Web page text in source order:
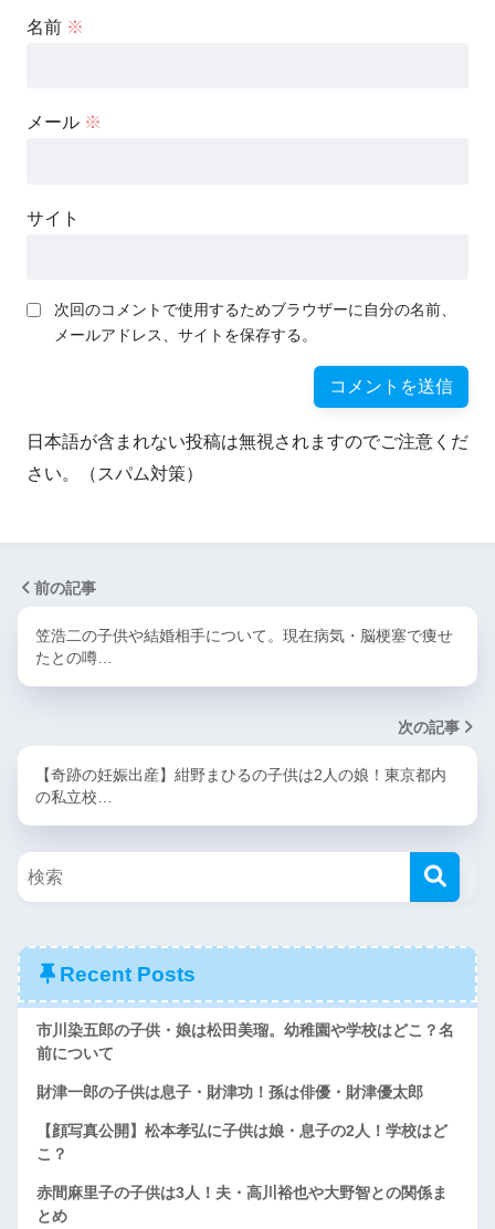
名前 ※
メール ※
サイト
次回のコメントで使用するためブラウザーに自分の名前、
メールアドレス、サイトを保存する。
日本語が含まれない投稿は無視されますのでご注意くだ
さい。（スパム対策）
前の記事
笠浩二の子供や結婚相手について。現在病気・脳梗塞で痩せ
たとの噂…
次の記事
【奇跡の妊娠出産】紺野まひるの子供は2人の娘！東京都内
の私立校…
Recent Posts
市川染五郎の子供・娘は松田美瑠。幼稚園や学校はどこ？名
前について
財津一郎の子供は息子・財津功！孫は俳優・財津優太郎
【顔写真公開】松本孝弘に子供は娘・息子の2人！学校はど
こ？
赤間麻里子の子供は3人！夫・高川裕也や大野智との関係ま
とめ